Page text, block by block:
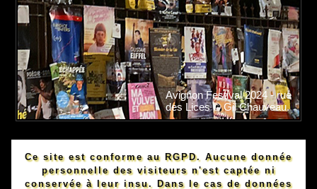
Avignon Festival 2024 - rue
des Lices © Gil Chauveau.
Ce site est conforme au RGPD. Aucune donnée
personnelle des visiteurs n'est captée ni
conservée à leur insu. Dans le cas de données